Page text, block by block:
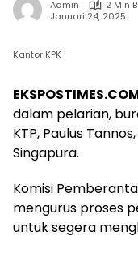
Admin
2 Min
Januari 24, 2025
Kantor KPK
dalam pelarian,
KTP, Paulus
Singapura.
Komisi
mengurus proses
untuk segera